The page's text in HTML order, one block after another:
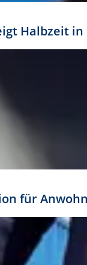
Halbzeit
für